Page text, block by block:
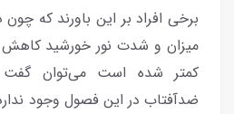
برخی افراد بر این باورند که
میزان و شدت نور خورشید کاهش
کمتر شده است می‌توان گفت
ضدآفتاب در این فصول وجود